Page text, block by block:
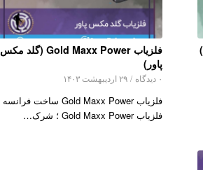
فلزیاب Gold Maxx Power (گلد مکس
پاور)
۰ دیدگاه / ۲۹ اردیبهشت ۱۴۰۳
فلزیاب Gold Maxx Power ساخت فرانسه
فلزیاب Gold Maxx Power ؛ شرک…